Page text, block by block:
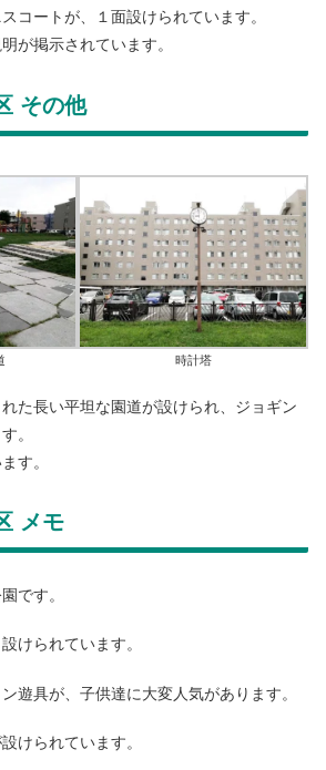
コートが、１面設けられています。
が掲示されています。
その他
時計塔
た長い平坦な園道が設けられ、ジョギン
。
す。
メモ
です。
けられています。
遊具が、子供達に大変人気があります。
けられています。